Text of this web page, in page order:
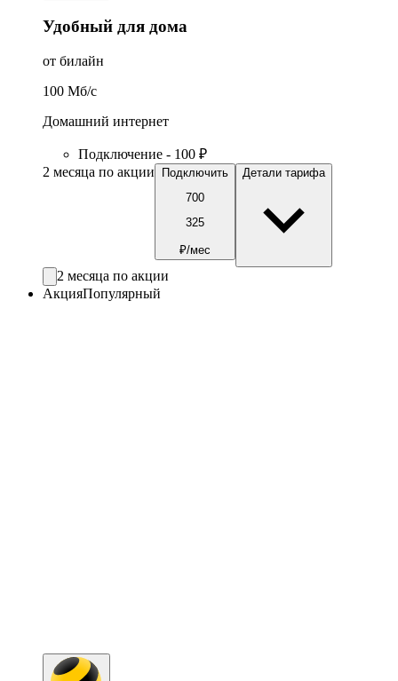
Удобный для дома
от билайн
100 Мб/c
Домашний интернет
Подключение - 100 ₽
2 месяца по акции
Подключить
700
325
₽/мес
Детали тарифа
2 месяца по акции
АкцияПопулярный